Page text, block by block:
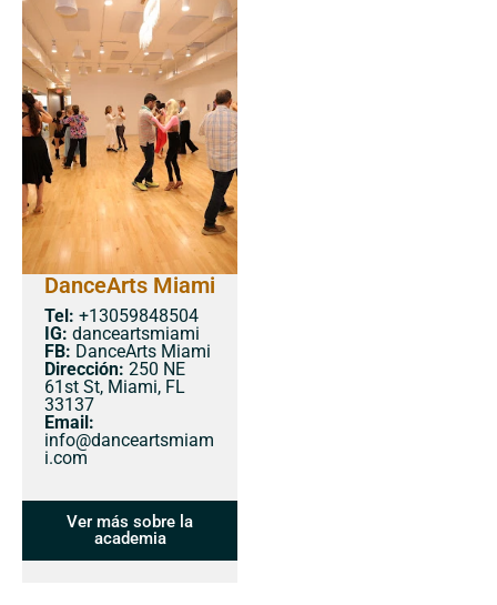
DanceArts Miami
Tel: +13059848504
IG: danceartsmiami
FB: DanceArts Miami
Dirección: 250 NE
61st St, Miami, FL
33137
Email:
info@danceartsmiam
i.com
Ver más sobre la
academia